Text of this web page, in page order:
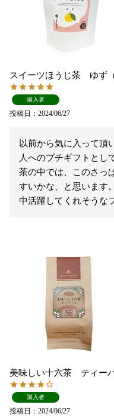
スイーツほうじ茶 ゆず（
購入者
投稿日 2024/06/27
以前から気に入って頂
人へのプチギフトとし
茶の中では、このさっ
すいかな、と思います
中活躍してくれそうな
美味しい十六茶 ティー
購入者
投稿日 2024/06/27